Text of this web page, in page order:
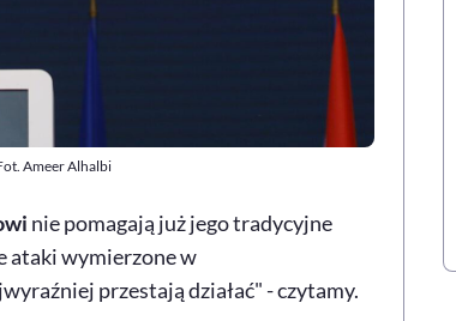
Ameer Alhalbi
nie pomagają już jego tradycyjne
ataki wymierzone w
przestają działać" - czytamy.